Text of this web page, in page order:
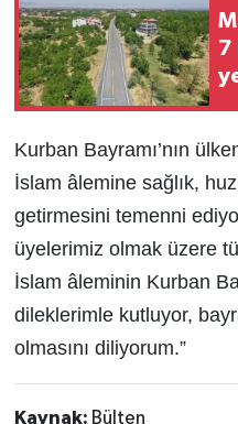
7
Kurban Bayramı’nın
İslam âlemine sağlık,
getirmesini temenni
üyelerimiz olmak üzere
İslam âleminin Kurban
dileklerimle kutluyor,
olmasını diliyorum.”
Kaynak: Bülten